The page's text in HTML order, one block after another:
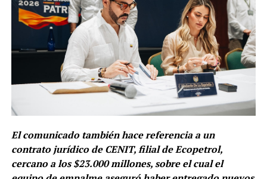
El comunicado también hace referencia a un
contrato jurídico de CENIT, filial de Ecopetrol,
cercano a los $23.000 millones, sobre el cual el